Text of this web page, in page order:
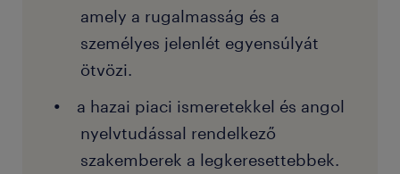
amely a rugalmasság és a
személyes jelenlét egyensúlyát
ötvözi.
a hazai piaci ismeretekkel és angol
nyelvtudással rendelkező
szakemberek a legkeresettebbek.